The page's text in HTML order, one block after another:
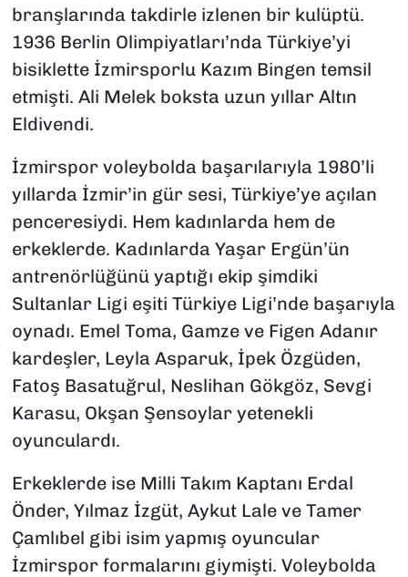
branşlarında takdirle izlenen bir kulüptü.
1936 Berlin Olimpiyatları’nda Türkiye’yi
bisiklette İzmirsporlu Kazım Bingen temsil
etmişti. Ali Melek boksta uzun yıllar Altın
Eldivendi.
İzmirspor voleybolda başarılarıyla 1980’li
yıllarda İzmir’in gür sesi, Türkiye’ye açılan
penceresiydi. Hem kadınlarda hem de
erkeklerde. Kadınlarda Yaşar Ergün’ün
antrenörlüğünü yaptığı ekip şimdiki
Sultanlar Ligi eşiti Türkiye Ligi’nde başarıyla
oynadı. Emel Toma, Gamze ve Figen Adanır
kardeşler, Leyla Asparuk, İpek Özgüden,
Fatoş Basatuğrul, Neslihan Gökgöz, Sevgi
Karasu, Okşan Şensoylar yetenekli
oyunculardı.
Erkeklerde ise Milli Takım Kaptanı Erdal
Önder, Yılmaz İzgüt, Aykut Lale ve Tamer
Çamlıbel gibi isim yapmış oyuncular
İzmirspor formalarını giymişti. Voleybolda